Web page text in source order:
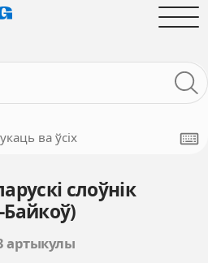
ва ўсіх
слоўнік
артыкулы